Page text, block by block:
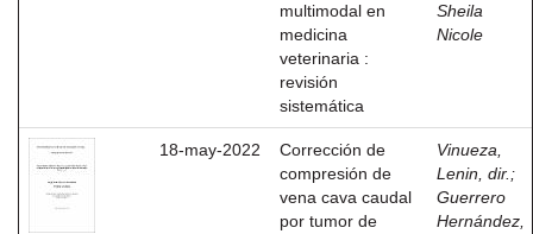
multimodal en
medicina
veterinaria :
revisión
sistemática
Sheila
Nicole
18-may-2022
Corrección de
compresión de
vena cava caudal
por tumor de
Vinueza,
Lenin, dir. ;
Guerrero
Hernández,